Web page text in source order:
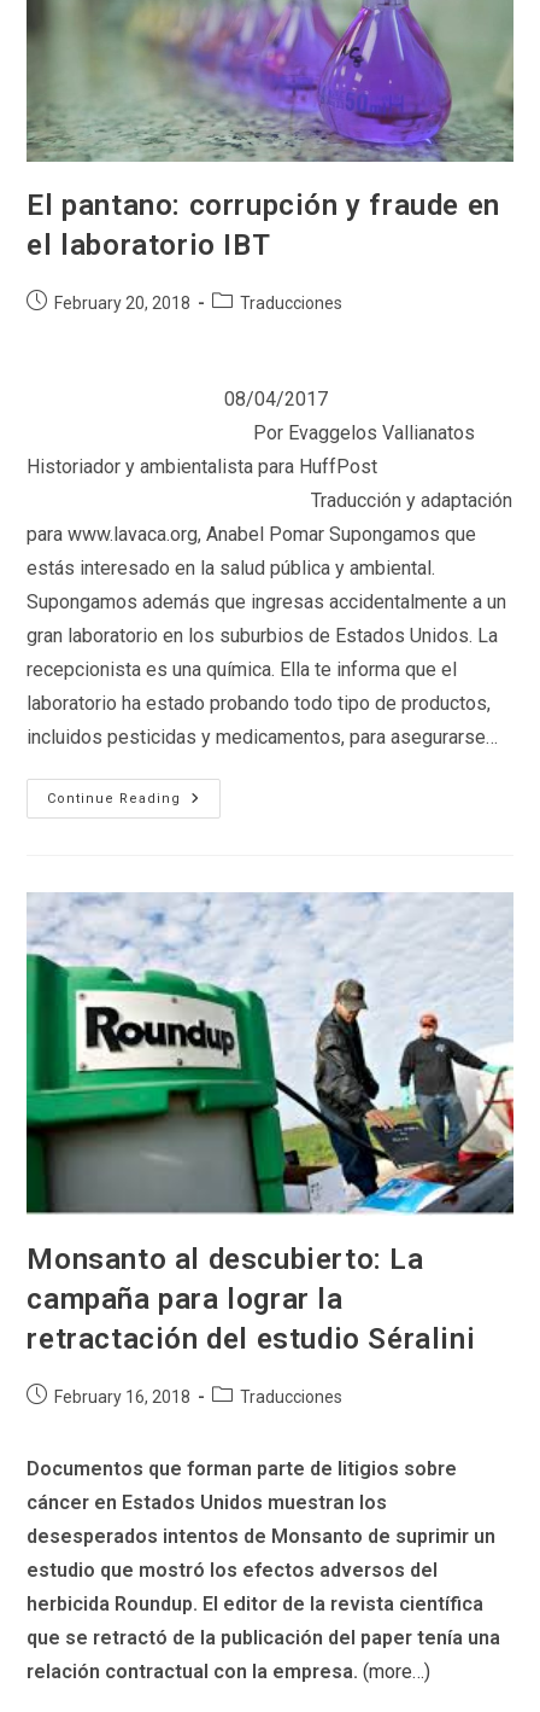
Monsanto
Se
Diversifican
El pantano: corrupción y fraude en
el laboratorio IBT
PostFebruary 20, 2018
PostTraducciones
08/04/2017
Por Evaggelos Vallianatos
Historiador y ambientalista para HuffPost
Traducción y adaptación
para www.lavaca.org, Anabel Pomar Supongamos que
estás interesado en la salud pública y ambiental.
Supongamos además que ingresas accidentalmente a un
gran laboratorio en los suburbios de Estados Unidos. La
recepcionista es una química. Ella te informa que el
laboratorio ha estado probando todo tipo de productos,
incluidos pesticidas y medicamentos, para asegurarse…
Continue Reading
El
Pantano:
El
Laboratorio
IBT
Monsanto al descubierto: La
campaña para lograr la
retractación del estudio Séralini
PostFebruary 16, 2018
PostTraducciones
Documentos que forman parte de litigios sobre
cáncer en Estados Unidos muestran los
desesperados intentos de Monsanto de suprimir un
estudio que mostró los efectos adversos del
herbicida Roundup. El editor de la revista científica
que se retractó de la publicación del paper tenía una
relación contractual con la empresa. (more…)